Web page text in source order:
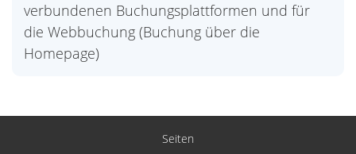
verbundenen Buchungsplattformen und für
die Webbuchung (Buchung über die
Homepage)
Seiten